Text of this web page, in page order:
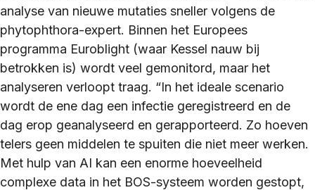
analyse van nieuwe mutaties sneller volgens de
phytophthora-expert. Binnen het Europees
programma Euroblight (waar Kessel nauw bij
betrokken is) wordt veel gemonitord, maar het
analyseren verloopt traag. “In het ideale scenario
wordt de ene dag een infectie geregistreerd en de
dag erop geanalyseerd en gerapporteerd. Zo hoeven
telers geen middelen te spuiten die niet meer werken.
Met hulp van AI kan een enorme hoeveelheid
complexe data in het BOS-systeem worden gestopt,